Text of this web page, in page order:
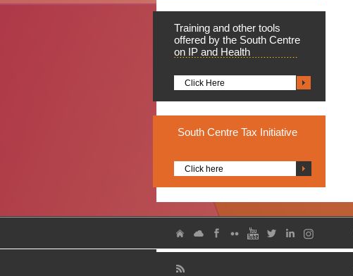
Training and other tools
offered by the South Centre
on IP and Health
Click Here
South Centre Tax Initiative
Click here